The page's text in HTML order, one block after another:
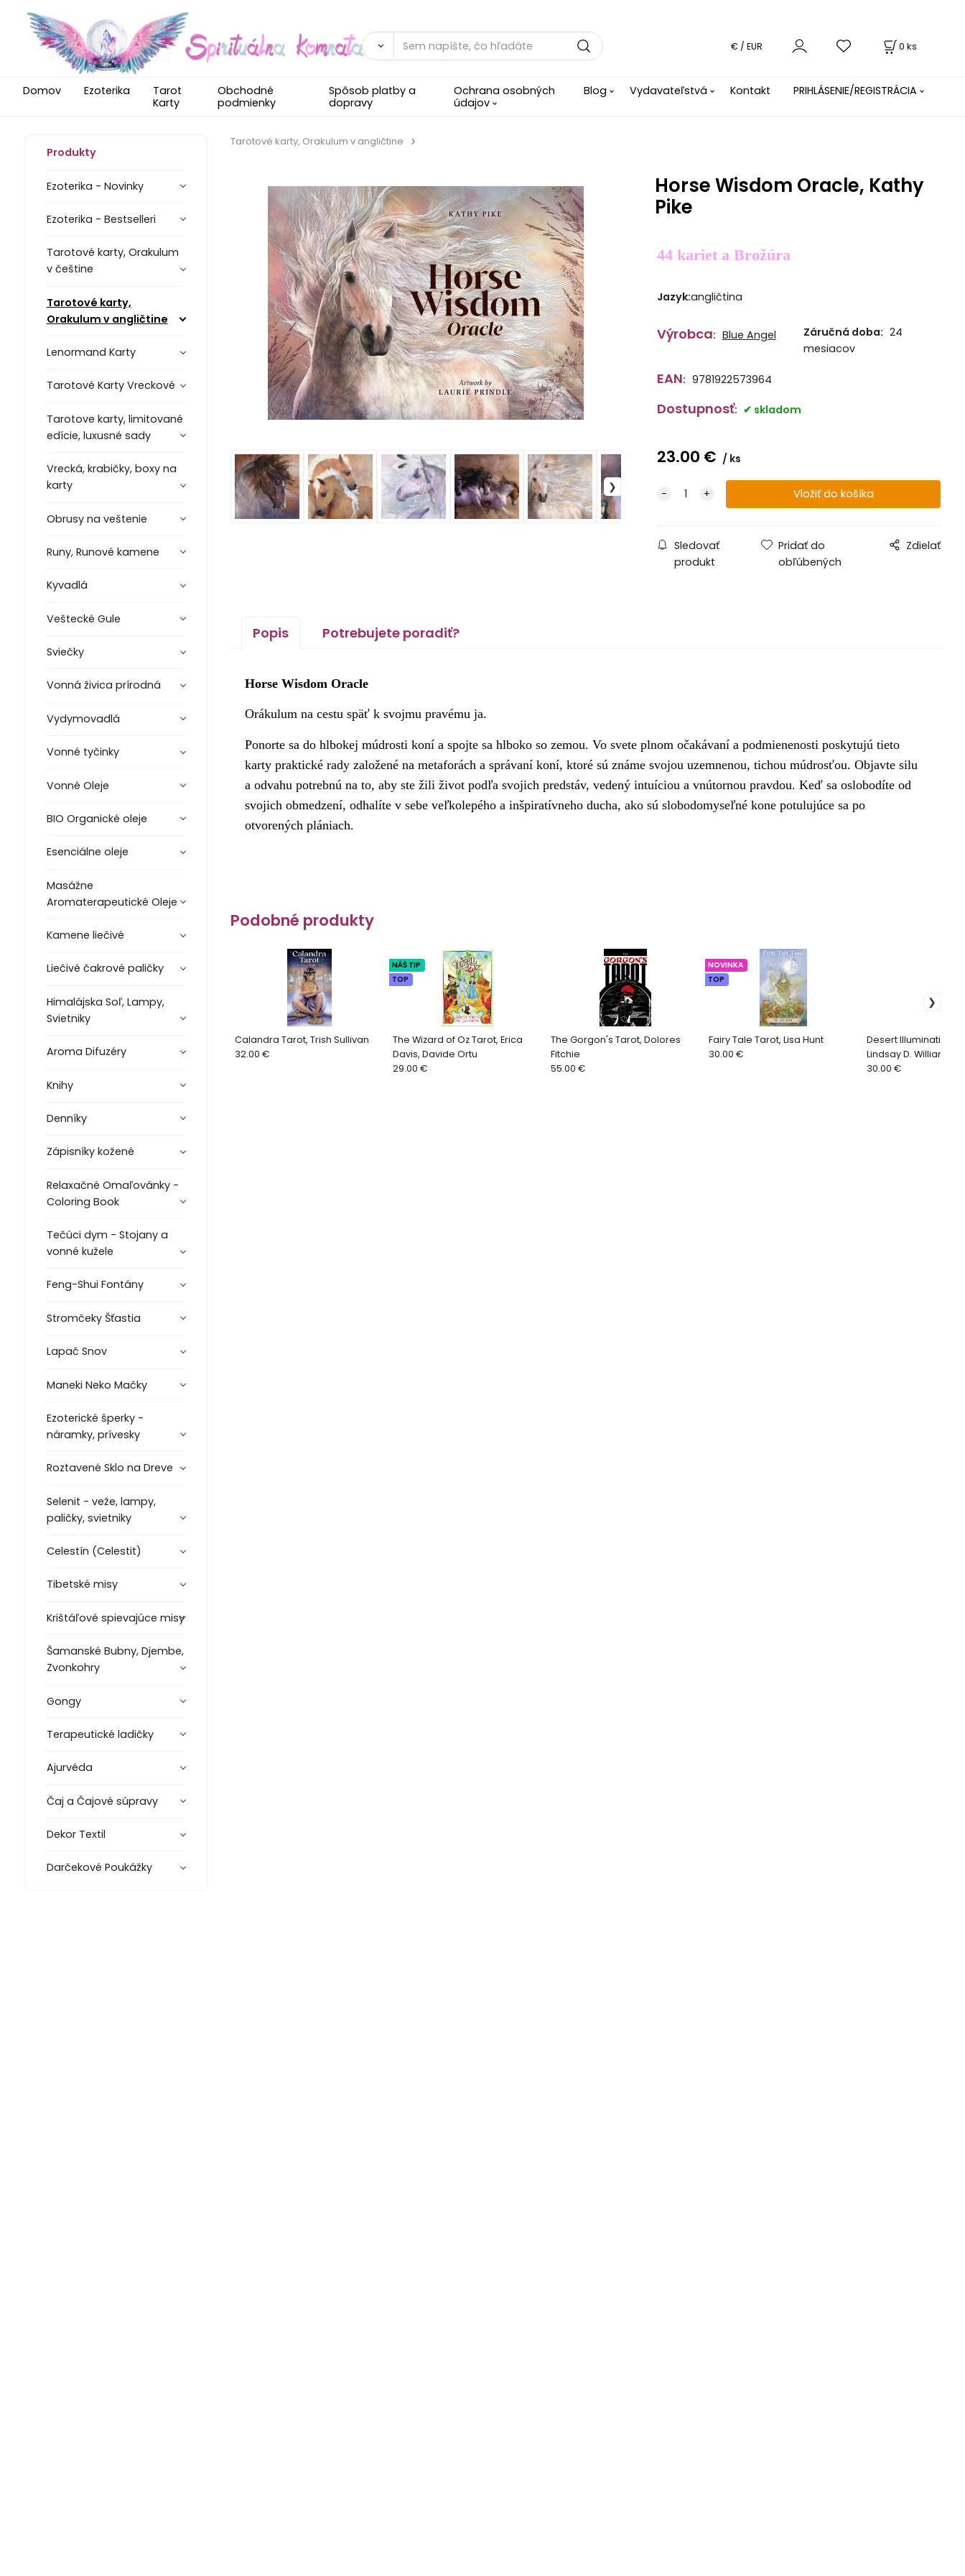
0 ks
€ / EUR
Domov Ezoterika
Tarot
Karty
Obchodné
podmienky
Spôsob platby a
dopravy
Ochrana osobných
údajov
Blog Vydavateľstvá Kontakt PRIHLÁSENIE/REGISTRÁCIA
Produkty
Ezoterika - Novinky
Ezoterika - Bestselleri
Tarotové karty, Orakulum
v češtine
Tarotové karty,
Orakulum v angličtine
Lenormand Karty
Tarotové Karty Vreckové
Tarotove karty, limitované
edície, luxusné sady
Vrecká, krabičky, boxy na
karty
Obrusy na veštenie
Runy, Runové kamene
Kyvadlá
Veštecké Gule
Sviečky
Vonná živica prírodná
Vydymovadlá
Vonné tyčinky
Vonné Oleje
BIO Organické oleje
Esenciálne oleje
Masážne
Aromaterapeutické Oleje
Kamene liečivé
Liečivé čakrové paličky
Himalájska Soľ, Lampy,
Svietniky
Aroma Difuzéry
Knihy
Denníky
Zápisníky kožené
Relaxačné Omaľovánky -
Coloring Book
Tečúci dym - Stojany a
vonné kužele
Feng-Shui Fontány
Stromčeky Šťastia
Lapač Snov
Maneki Neko Mačky
Ezoterické šperky -
náramky, prívesky
Roztavené Sklo na Dreve
Selenit - veže, lampy,
paličky, svietniky
Celestín (Celestit)
Tibetské misy
Krištáľové spievajúce misy
Šamanské Bubny, Djembe,
Zvonkohry
Gongy
Terapeutické ladičky
Ajurvéda
Čaj a Čajové súpravy
Dekor Textil
Darčekové Poukážky
Tarotové karty, Orakulum v angličtine
Horse Wisdom Oracle, Kathy
Pike
44 kariet a Brožúra
Jazyk:angličtina
Výrobca: Blue Angel Záručná doba: 24
mesiacov
EAN: 9781922573964
Dostupnosť: skladom
23.00 € ks
Sledovať
produkt
Pridať do
obľúbených
Zdielať
Popis Potrebujete poradiť?
Horse Wisdom Oracle
Orákulum na cestu späť k svojmu pravému ja.
Ponorte sa do hlbokej múdrosti koní a spojte sa hlboko so zemou. Vo svete plnom očakávaní a podmienenosti poskytujú tieto
karty praktické rady založené na metaforách a správaní koní, ktoré sú známe svojou uzemnenou, tichou múdrosťou. Objavte silu
a odvahu potrebnú na to, aby ste žili život podľa svojich predstáv, vedený intuíciou a vnútornou pravdou. Keď sa oslobodíte od
svojich obmedzení, odhalíte v sebe veľkolepého a inšpiratívneho ducha, ako sú slobodomyseľné kone potulujúce sa po
otvorených plániach.
Podobné produkty
Calandra Tarot, Trish Sullivan
32.00 €
The Wizard of Oz Tarot, Erica
Davis, Davide Ortu
NÁŠ TIP
TOP
29.00 €
The Gorgon's Tarot, Dolores
Fitchie
55.00 €
Fairy Tale Tarot, Lisa Hunt
NOVINKA
TOP
30.00 €
Desert Illuminations
Lindsay D. Williams
30.00 €